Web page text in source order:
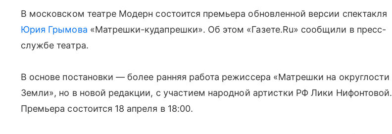
В московском театре Модерн состоится премьера обновленной версии спектакля
Юрия Грымова «Матрешки-кудапрешки». Об этом «Газете.Ru» сообщили в пресс-
службе театра.
В основе постановки — более ранняя работа режиссера «Матрешки на округлости
Земли», но в новой редакции, с участием народной артистки РФ Лики Нифонтовой.
Премьера состоится 18 апреля в 18:00.